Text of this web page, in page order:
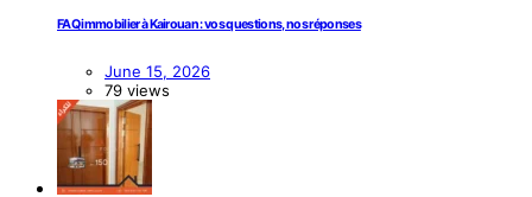
FAQ immobilier à Kairouan : vos questions, nos réponses
June 15, 2026
79 views